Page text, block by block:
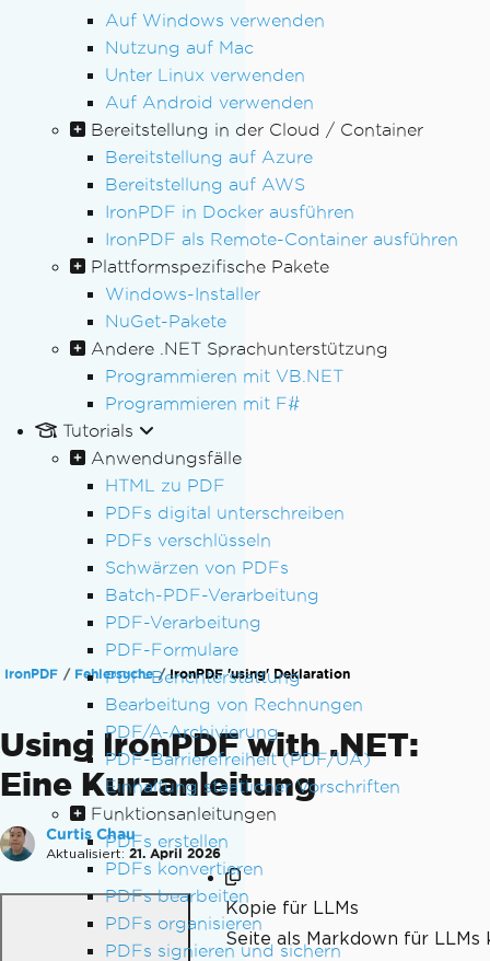
Auf Windows verwenden
Nutzung auf Mac
Unter Linux verwenden
Auf Android verwenden
Bereitstellung in der Cloud / Container
Bereitstellung auf Azure
Bereitstellung auf AWS
IronPDF in Docker ausführen
IronPDF als Remote-Container ausführen
Plattformspezifische Pakete
Windows-Installer
NuGet-Pakete
Andere .NET Sprachunterstützung
Programmieren mit VB.NET
Programmieren mit F#
Tutorials
Anwendungsfälle
HTML zu PDF
PDFs digital unterschreiben
PDFs verschlüsseln
Schwärzen von PDFs
Batch-PDF-Verarbeitung
PDF-Verarbeitung
PDF-Formulare
PDF-Berichterstattung
Bearbeitung von Rechnungen
PDF/A-Archivierung
PDF-Barrierefreiheit (PDF/UA)
Einhaltung staatlicher Vorschriften
Funktionsanleitungen
PDFs erstellen
PDFs konvertieren
PDFs bearbeiten
PDFs organisieren
PDFs signieren und sichern
IronPDF Fehlersuche IronPDF 'using' Deklaration
Using IronPDF with .NET:
Eine Kurzanleitung
Curtis Chau
Aktualisiert: 21. April 2026
Kopie für LLMs
Seite als Markdown für LLMs